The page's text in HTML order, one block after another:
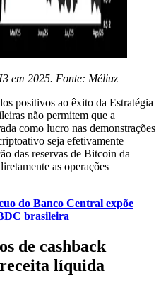
em 2025. Fonte: Méliuz
positivos ao êxito da Estratégia
não permitem que a
como lucro nas demonstrações
seja efetivamente
das reservas de Bitcoin da
as operações
do Banco Central expõe
brasileira
de cashback
líquida